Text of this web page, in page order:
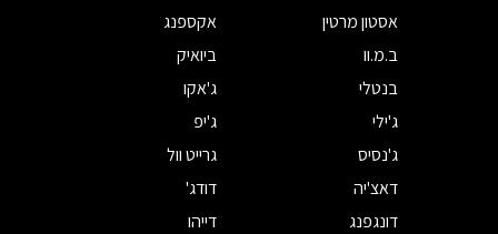
אסטון מרטין
אקספנג
ב.מ.וו
ביואיק
בנטלי
ג'אקו
ג'ילי
ג'יפ
ג'נסיס
גרייט וול
דאצ'יה
דודג'
דונגפנג
דייהו